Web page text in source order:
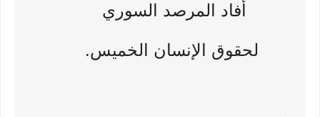
أفاد المرصد السوري
لحقوق الإنسان الخميس.